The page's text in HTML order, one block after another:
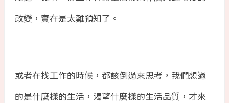
改變，實在是太難預知了。
或者在找工作的時候，都該倒過來思考，我們想過
的是什麼樣的生活，渴望什麼樣的生活品質，才來